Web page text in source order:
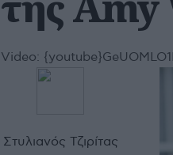
Video:
Στυλιανός Τζιρίτας